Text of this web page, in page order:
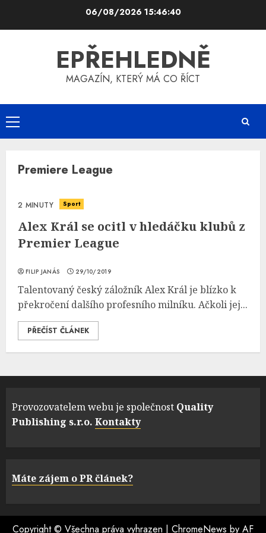
06/08/202615:46:41
EPŘEHLEDNĚ
MAGAZÍN, KTERÝ MÁ CO ŘÍCT
Primary
Menu
Premiere League
2 MINUTY Sport
Alex Král se ocitl v hledáčku klubů z
Premier League
FILIP JANÁS 29/10/2019
Talentovaný český záložník Alex Král je blízko k
překročení dalšího profesního milníku. Ačkoli jej...
PŘEČÍST ČLÁNEK
Provozovatelem webu je společnost Quality
Publishing s.r.o. Kontakty
Máte zájem o PR článek?
Copyright © Všechna práva vyhrazen | ChromeNews by AF